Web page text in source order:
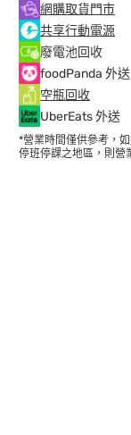
網購取貨門市
共享行動電源
廢電池回收
foodPanda 外送
空瓶回收
UberEats 外送
*營業時間僅供參考，
停班停課之地區，則營